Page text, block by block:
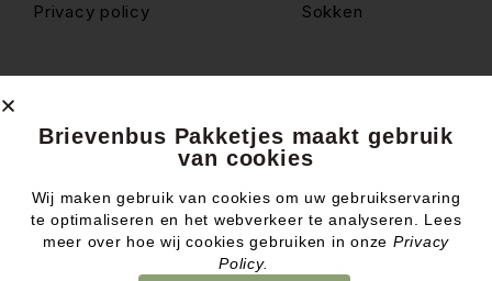
Sokken
Privacy policy
© Brievenbus Pakketjes
Website & design by
Brievenbus Pakketjes maakt gebruik
van cookies
Wij maken gebruik van cookies om uw gebruikservaring
te optimaliseren en het webverkeer te analyseren. Lees
meer over hoe wij cookies gebruiken in onze Privacy
Policy.